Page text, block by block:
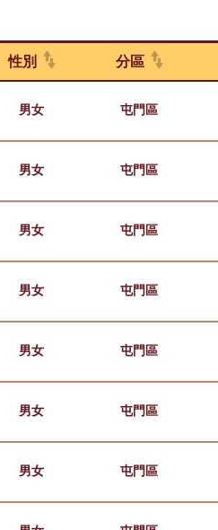
性別 分區
男女 屯門區
男女 屯門區
男女 屯門區
男女 屯門區
男女 屯門區
男女 屯門區
男女 屯門區